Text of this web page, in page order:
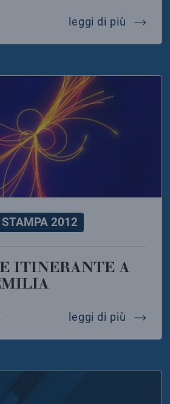
leggi di più il
2012
leggi di più il